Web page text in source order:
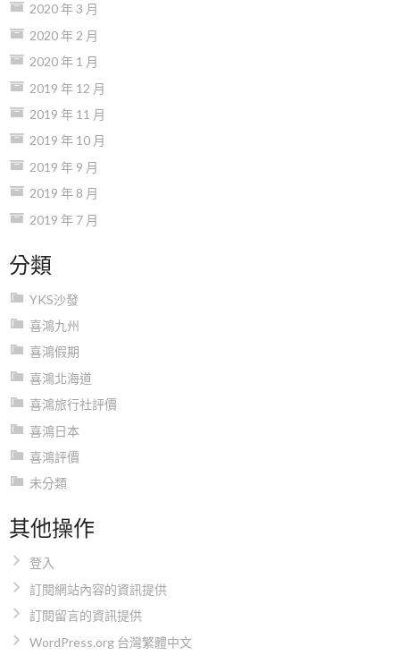
2020 年 3 月
2020 年 2 月
2020 年 1 月
2019 年 12 月
2019 年 11 月
2019 年 10 月
2019 年 9 月
2019 年 8 月
2019 年 7 月
分類
YKS沙發
喜鴻九州
喜鴻假期
喜鴻北海道
喜鴻旅行社評價
喜鴻日本
喜鴻評價
未分類
其他操作
登入
訂閱網站內容的資訊提供
訂閱留言的資訊提供
WordPress.org 台灣繁體中文